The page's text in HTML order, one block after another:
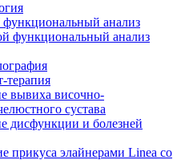
анализ
функциональный анализ
терапия
вывиха височно-
сустава
дисфункции и болезней
прикуса элайнерами Linea со